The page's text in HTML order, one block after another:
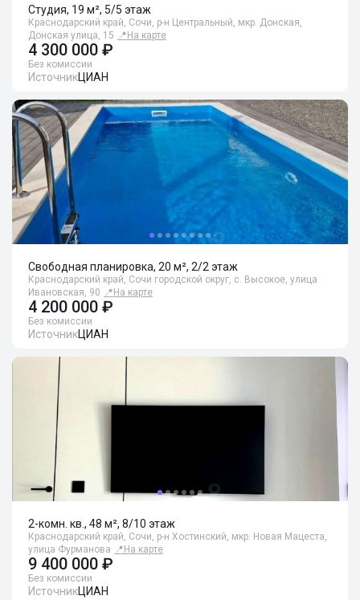
Студия, 19 м², 5/5 этаж
Краснодарский край, Сочи, р-н Центральный, мкр. Донская,
Донская улица, 15 📍 На карте
4 300 000 ₽
Без комиссии
ИсточникЦИАН
Свободная планировка, 20 м², 2/2 этаж
Краснодарский край, Сочи городской округ, с. Высокое, улица
Ивановская, 90 📍 На карте
4 200 000 ₽
Без комиссии
ИсточникЦИАН
2-комн. кв., 48 м², 8/10 этаж
Краснодарский край, Сочи, р-н Хостинский, мкр. Новая Мацеста,
улица Фурманова 📍 На карте
9 400 000 ₽
Без комиссии
ИсточникЦИАН